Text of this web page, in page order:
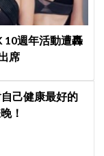
10週年活動遭轟
席
己健康最好的
！